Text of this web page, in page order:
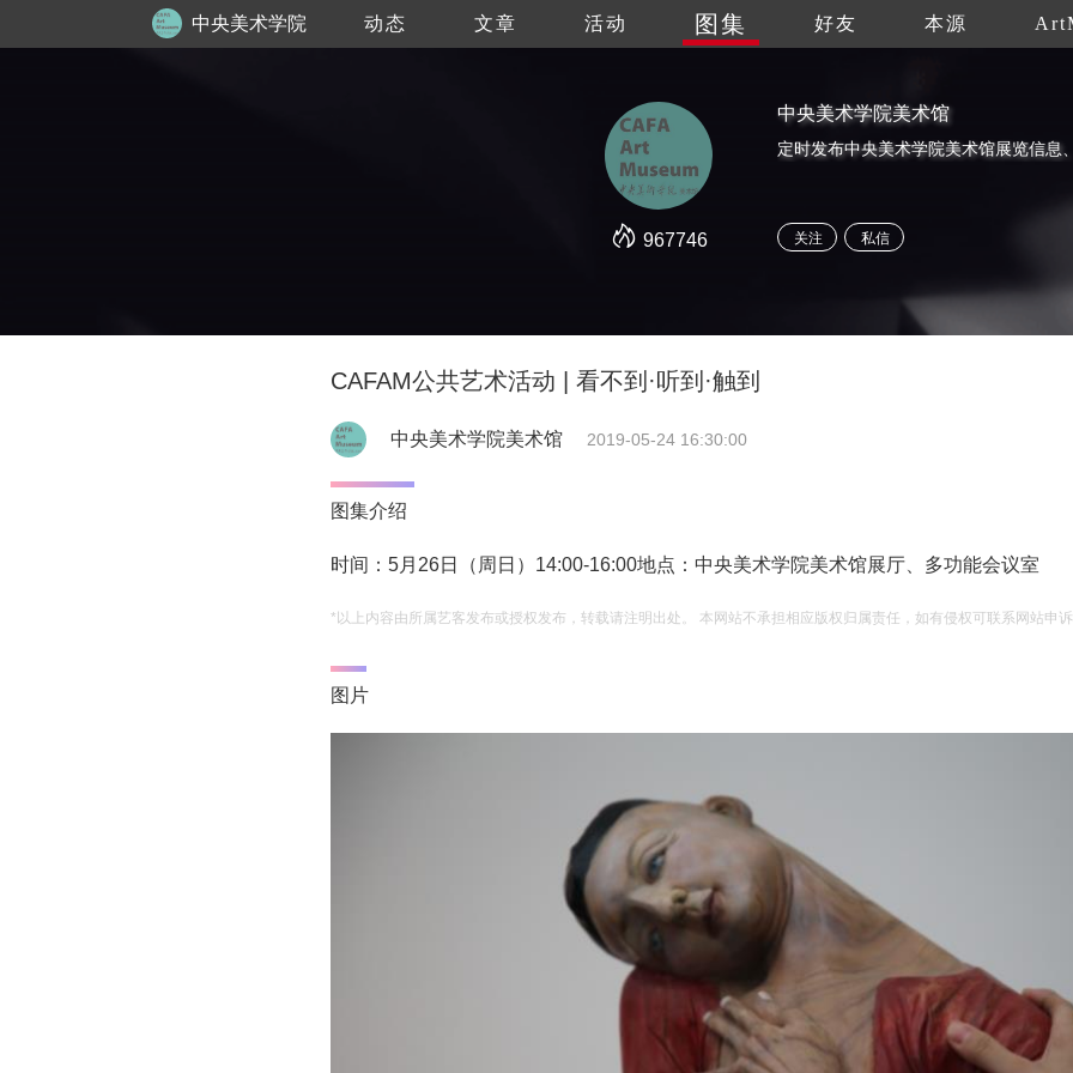
中央美术学院 动态 文章 活动 图集 好友 本源
967746
中央美术学院美术馆
关注 私信
CAFAM公共艺术活动 | 看不到·听到·触到
中央美术学院美术馆 2019-05-24 16:30:00
图集介绍
时间：5月26日（周日）14:00-16:00地点：中央美术学院美术馆展厅、多功能会议室
*以上内容由所属艺客发布或授权发布，转载请注明出处。 本网站不承担相应版权归属责任，如有侵权可联系网站申
图片